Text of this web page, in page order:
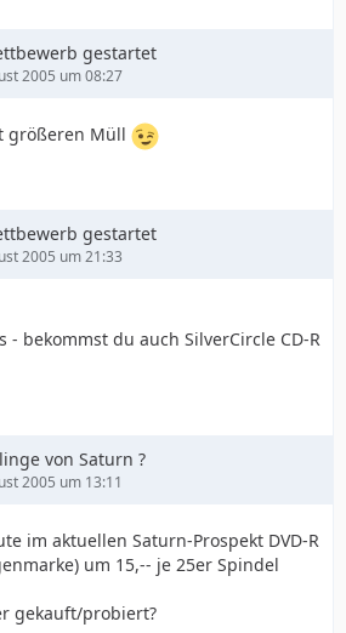
gestartet
2005 um 08:27
größeren Müll
gestartet
2005 um 21:33
- bekommst du auch SilverCircle CD-R
von Saturn ?
2005 um 13:11
im aktuellen Saturn-Prospekt DVD-R
um 15,-- je 25er Spindel
gekauft/probiert?